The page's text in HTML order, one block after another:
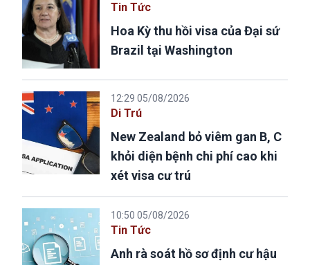
Tin Tức
Hoa Kỳ thu hồi visa của Đại sứ
Brazil tại Washington
12:29 05/08/2026
Di Trú
New Zealand bỏ viêm gan B, C
khỏi diện bệnh chi phí cao khi
xét visa cư trú
10:50 05/08/2026
Tin Tức
Anh rà soát hồ sơ định cư hậu